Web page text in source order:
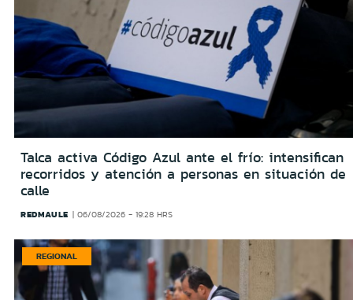
Talca activa Código Azul ante el frío: intensifican
recorridos y atención a personas en situación de
calle
REDMAULE 06/08/2026 - 19:28 HRS
REGIONAL